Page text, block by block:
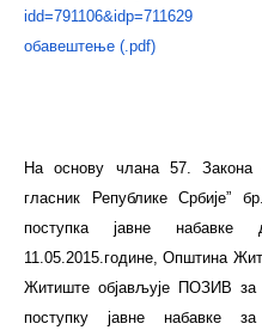
idd=791106&idp=711629
обавештење (.pdf)
Нa основу члана 57. Закона
гласник Републике Србије”
поступка јавне набавке
11.05.2015.године, Општина
Житиште објављује ПОЗИВ
поступку јавне набавке